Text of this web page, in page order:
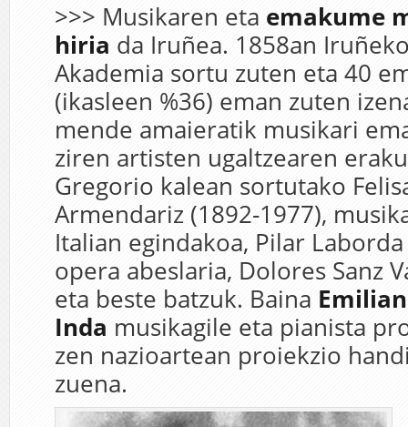
>>> Musikaren eta emakume
hiria da Iruñea. 1858an
Akademia sortu zuten eta 40
(ikasleen %36) eman zuten
mende amaieratik musikari
ziren artisten ugaltzearen
Gregorio kalean sortutako
Armendariz (1892-1977),
Italian egindakoa, Pilar
opera abeslaria, Dolores Sanz
eta beste batzuk. Baina
Inda musikagile eta pianista
zen nazioartean proiekzio
zuena.